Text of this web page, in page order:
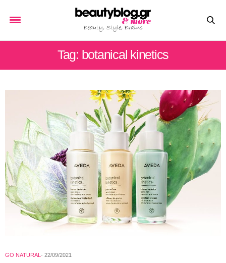
Tag: botanical kinetics
GO NATURAL 22/09/2021